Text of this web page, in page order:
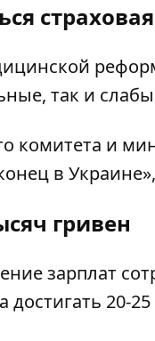
так и
комитета и
в
гривен
зарплат
20-